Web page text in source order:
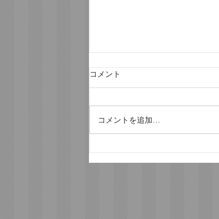
ようやく、ソロへ
コメント
コメントを追加…